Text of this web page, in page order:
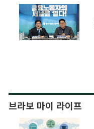
브라보 마이 라이프